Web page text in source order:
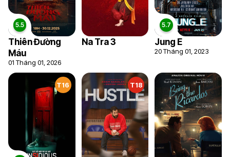
Thiên Đường
Máu
01 Tháng 01, 2026
Na Tra 3 Jung E
20 Tháng 01, 2023
T16 T18